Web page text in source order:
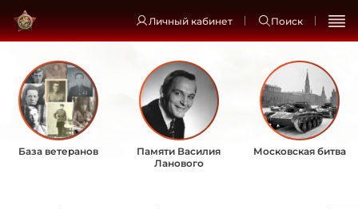
Личный кабинет Поиск
База ветеранов
Памяти Василия
Ланового
Московская битва